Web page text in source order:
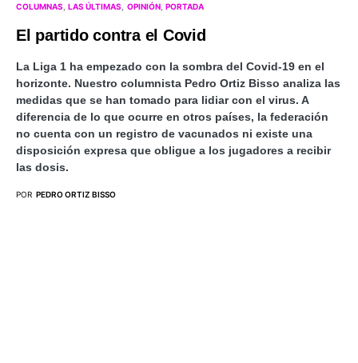
COLUMNAS LAS ÚLTIMAS OPINIÓN PORTADA
El partido contra el Covid
La Liga 1 ha empezado con la sombra del Covid-19 en el
horizonte. Nuestro columnista Pedro Ortiz Bisso analiza las
medidas que se han tomado para lidiar con el virus. A
diferencia de lo que ocurre en otros países, la federación
no cuenta con un registro de vacunados ni existe una
disposición expresa que obligue a los jugadores a recibir
las dosis.
POR PEDRO ORTIZ BISSO